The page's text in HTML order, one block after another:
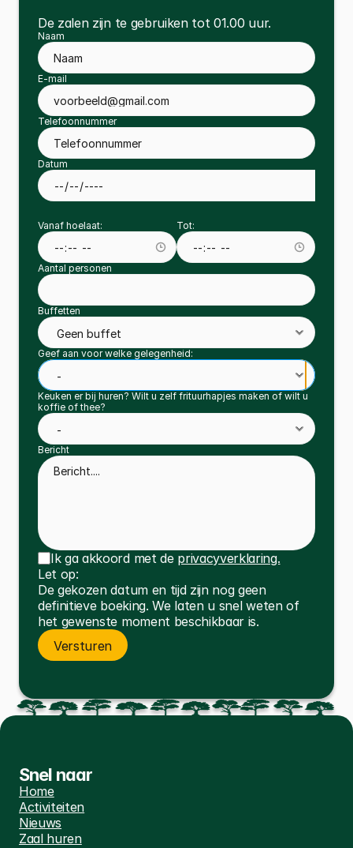
De zalen zijn te gebruiken tot 01.00 uur.
Naam
E-mail
Telefoonnummer
Datum
Vanaf hoelaat: Tot:
Aantal personen
Buffetten
Geef aan voor welke gelegenheid:
Keuken er bij huren? Wilt u zelf frituurhapjes maken of wilt u
koffie of thee?
Bericht
Ik ga akkoord met de privacyverklaring.
Let op:
De gekozen datum en tijd zijn nog geen
definitieve boeking. We laten u snel weten of
het gewenste moment beschikbaar is.
Versturen
Versturen
Snel naar
Home
Activiteiten
Nieuws
Zaal huren
Koud en warm buffetten:
Koud en warm buffet vanaf 10
pers.
Bekijk details
Koud en warm buffet vanaf 12
pers.
€24,95 p.p.